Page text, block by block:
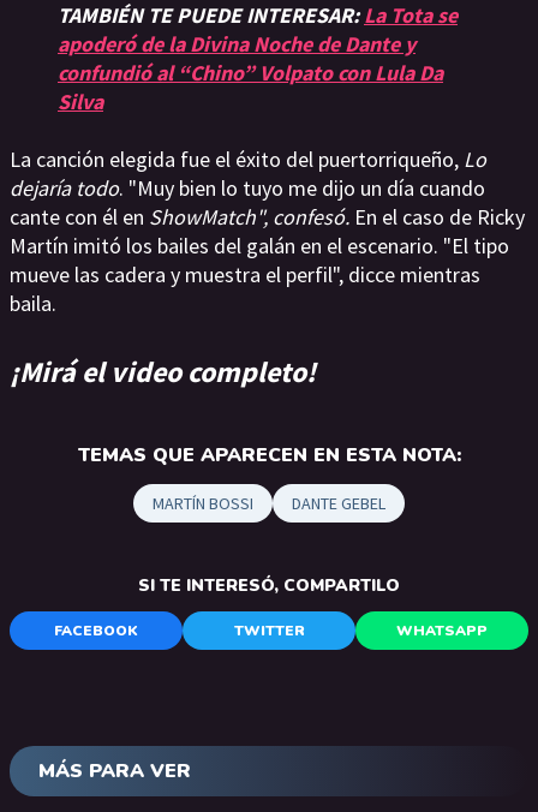
TAMBIÉN TE PUEDE INTERESAR:La Tota se
apoderó de la Divina Noche de Dante y
confundió al “Chino” Volpato con Lula Da
Silva
La canción elegida fue el éxito del puertorriqueño, Lo
dejaría todo. "Muy bien lo tuyo me dijo un día cuando
cante con él en ShowMatch", confesó. En el caso de Ricky
Martín imitó los bailes del galán en el escenario. "El tipo
mueve las cadera y muestra el perfil", dicce mientras
baila.
¡Mirá el video completo!
TEMAS QUE APARECEN EN ESTA NOTA:
MARTÍN BOSSI DANTE GEBEL
SI TE INTERESÓ, COMPARTILO
FACEBOOK TWITTER WHATSAPP
MÁS PARA VER